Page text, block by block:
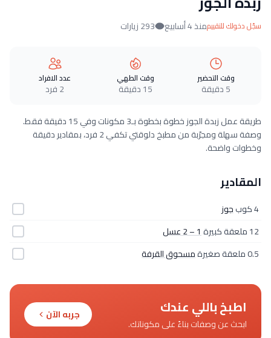
سجّل دخولك للتقييممنذ 4 أسابيع 293 زيارات
وقت التحضير
5 دقيقة
وقت الطهي
15 دقيقة
عدد الافراد
2 فرد
طريقة عمل زبدة الجوز خطوة بخطوة بـ3 مكونات وفي 15 دقيقة فقط.
وصفة سهلة ومجرّبة من مطبخ دلوقتي تكفي 2 فرد، بمقادير دقيقة
وخطوات واضحة.
المقادير
4 كوب
جوز
12 ملعقة كبيرة
1 – 2 عسل
0.5 ملعقة صغيرة
مسحوق القرفة
اطبخ باللي عندك
ابحث عن وصفات بناءً على مكوناتك.
جربه الآن